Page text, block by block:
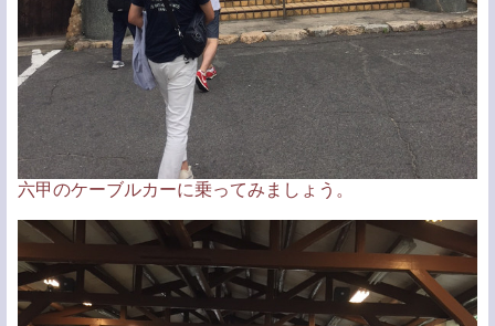
六甲のケーブルカーに乗ってみましょう。